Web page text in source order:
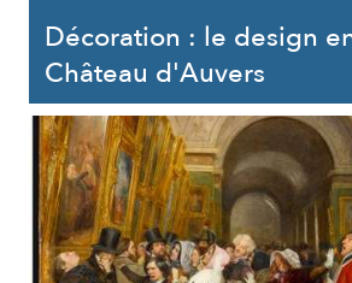
Décoration : le design
Château d'Auvers